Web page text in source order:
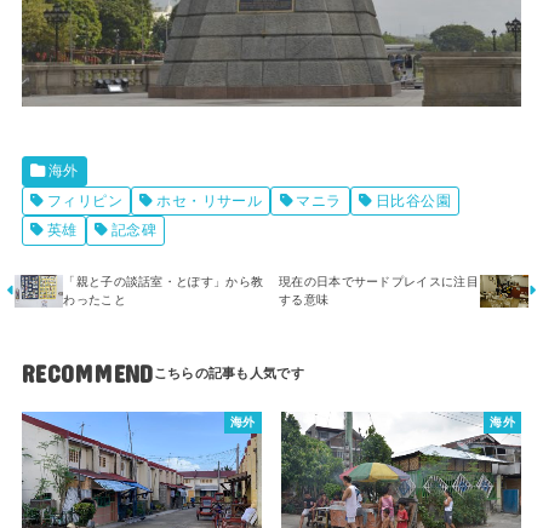
海外
フィリピン
ホセ・リサール マニラ
日比谷公園
英雄
記念碑
「親と子の談話室・とぽす」から教
わったこと
現在の日本でサードプレイスに注目
する意味
RECOMMEND
海外 海外